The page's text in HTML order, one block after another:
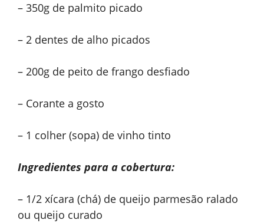
– 350g de palmito picado
– 2 dentes de alho picados
– 200g de peito de frango desfiado
– Corante a gosto
– 1 colher (sopa) de vinho tinto
Ingredientes para a cobertura:
– 1/2 xícara (chá) de queijo parmesão ralado
ou queijo curado